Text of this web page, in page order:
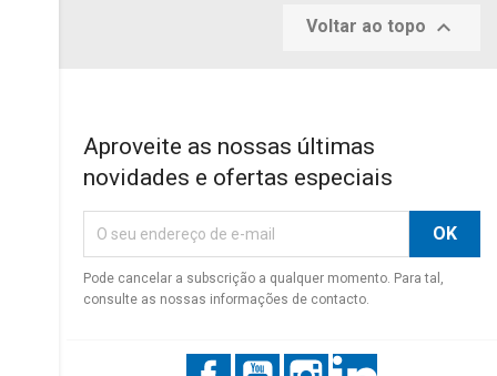
Voltar ao topo 
Aproveite as nossas últimas
novidades e ofertas especiais
Pode cancelar a subscrição a qualquer momento. Para tal,
consulte as nossas informações de contacto.
FacebookYouTubeInstagram